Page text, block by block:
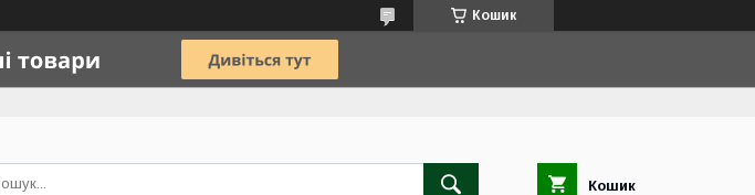
Кошик
Кошик